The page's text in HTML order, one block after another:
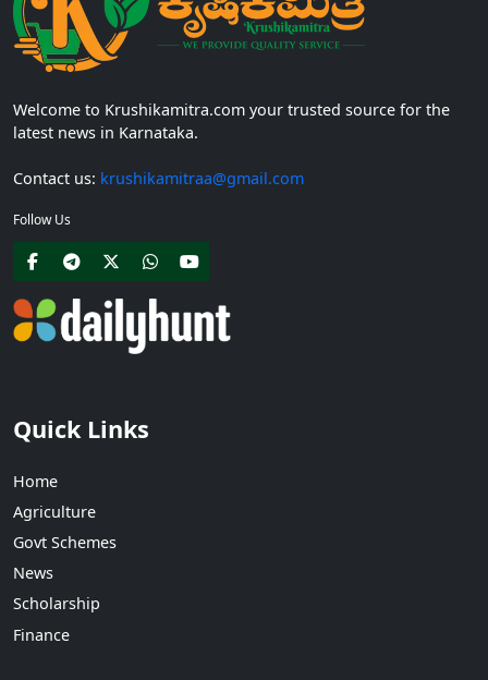
Welcome to Krushikamitra.com your trusted source for the
latest news in Karnataka.
Contact us: krushikamitraa@gmail.com
Follow Us
Quick Links
Home
Agriculture
Govt Schemes
News
Scholarship
Finance